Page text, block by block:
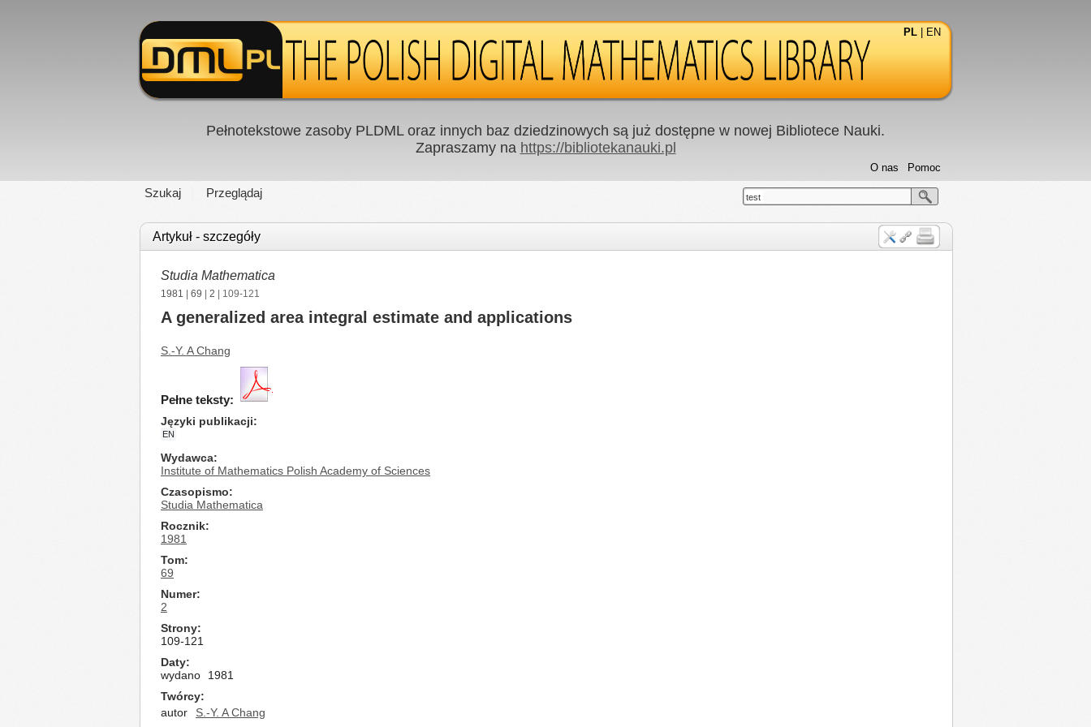
PL EN
Pełnotekstowe zasoby PLDML oraz innych baz dziedzinowych są już dostępne w nowej Bibliotece Nauki.
Zapraszamy na https://bibliotekanauki.pl
Szukaj Przeglądaj
Pomoc
O nas
test
Artykuł - szczegóły
Studia Mathematica
1981 69 2 | 109-121
A generalized area integral estimate and applications
S.-Y. A Chang
Pełne teksty:
Języki publikacji
EN
Wydawca
Institute of Mathematics Polish Academy of Sciences
Czasopismo
Studia Mathematica
Rocznik
1981
Tom
69
Numer
2
Strony
109-121
Daty
wydano
1981
Twórcy
autor
S.-Y. A Chang